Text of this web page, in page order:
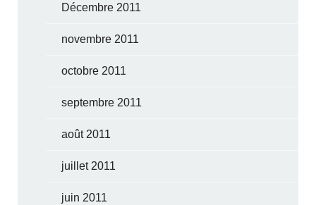
Décembre 2011
novembre 2011
octobre 2011
septembre 2011
août 2011
juillet 2011
juin 2011